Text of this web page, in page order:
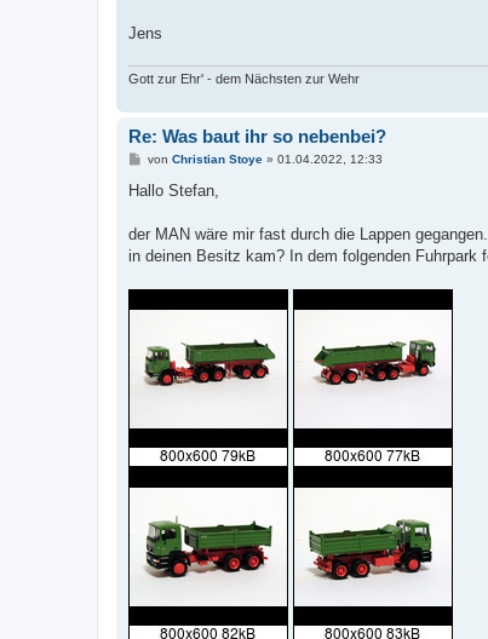
Jens
Gott zur Ehr' - dem Nächsten zur Wehr
Re: Was baut ihr so nebenbei?
B
i
a
von Christian Stoye» 01.04.2022, 12:33
Hallo Stefan,
der MAN wäre mir fast durch die Lappen
in deinen Besitz kam? In dem folgenden Fuhrpark